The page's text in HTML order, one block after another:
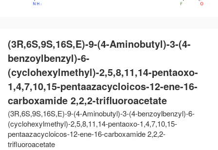
(3R,6S,9S,16S,E)-9-(4-Aminobutyl)-3-(4-
benzoylbenzyl)-6-
(cyclohexylmethyl)-2,5,8,11,14-pentaoxo-
1,4,7,10,15-pentaazacycloicos-12-ene-16-
carboxamide 2,2,2-trifluoroacetate
(3R,6S,9S,16S,E)-9-(4-Aminobutyl)-3-(4-benzoylbenzyl)-6-
(cyclohexylmethyl)-2,5,8,11,14-pentaoxo-1,4,7,10,15-
pentaazacycloicos-12-ene-16-carboxamide 2,2,2-
trifluoroacetate